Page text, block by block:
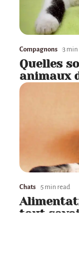
Compagnons 3
Quelles
animaux
Chats 5 min read
tout